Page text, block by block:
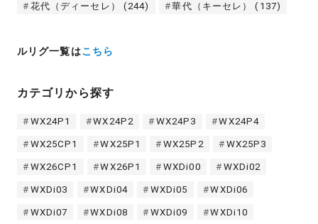
花代（ディーセレ） (244) 華代（キーセレ） (137)
ルリグ一覧はこちら
カテゴリから探す
WX24P1 WX24P2 WX24P3 WX24P4
WX25CP1 WX25P1 WX25P2 WX25P3
WX26CP1 WX26P1 WXDi00 WXDi02
WXDi03 WXDi04 WXDi05 WXDi06
WXDi07 WXDi08 WXDi09 WXDi10